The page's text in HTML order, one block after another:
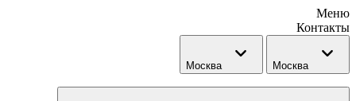
Меню
Контакты
Москва Москва